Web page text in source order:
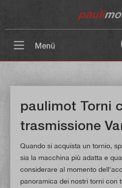
Menü
paulimot Torni
trasmissione
Quando si acquista un tornio,
sia la macchina più adatta e
considerare al momento
panoramica dei nostri torni con